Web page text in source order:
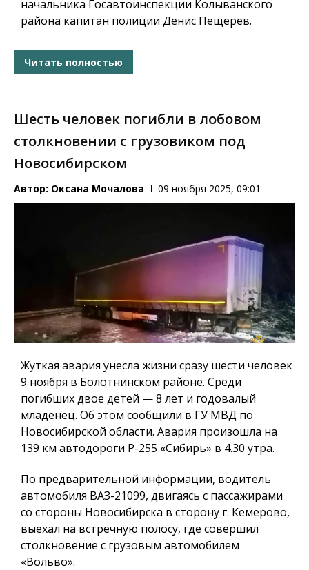
начальника Госавтоинспекции Колыванского
района капитан полиции Денис Пещерев.
Читать полностью
Шесть человек погибли в лобовом
столкновении с грузовиком под
Новосибирском
Автор: Оксана Мочалова 09 ноября 2025, 09:01
Жуткая авария унесла жизни сразу шести человек
9 ноября в Болотнинском районе. Среди
погибших двое детей — 8 лет и годовалый
младенец. Об этом сообщили в ГУ МВД по
Новосибирской области. Авария произошла на
139 км автодороги Р-255 «Сибирь» в 4.30 утра.
По предварительной информации, водитель
автомобиля ВАЗ-21099, двигаясь с пассажирами
со стороны Новосибирска в сторону г. Кемерово,
выехал на встречную полосу, где совершил
столкновение с грузовым автомобилем
«Вольво».